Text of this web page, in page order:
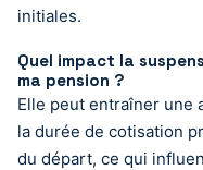
initiales.
Quel impact la
ma pension ?
Elle peut entraîner une
la durée de cotisation
du départ, ce qui